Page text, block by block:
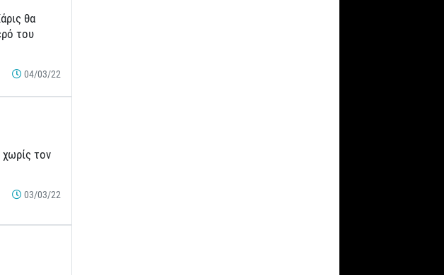
θα
του
04/03/22
τον
03/03/22